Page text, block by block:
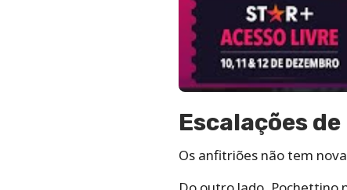
Escalações de
Os anfitriões não tem